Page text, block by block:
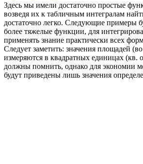
Здесь мы имели достаточно простые
возведя их к табличным интегралам
достаточно легко. Следующие примеры
более тяжелые функции, для
применять знание практически всех
Следует заметить: значения площадей
измеряются в квадратных единицах (кв.
должны помнить, однако для экономии
будут приведены лишь значения